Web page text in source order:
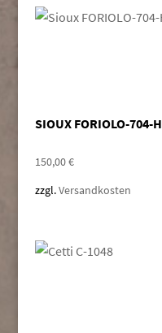
SIOUX FORIOLO-704-H
150,00€
zzgl.Versandkosten